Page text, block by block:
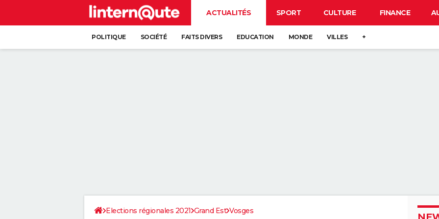
ACTUALITÉS SPORT CULTURE FINANCE
POLITIQUE SOCIÉTÉ FAITS DIVERS EDUCATION MONDE VILLES +
Elections régionales 2021 Grand Est Vosges